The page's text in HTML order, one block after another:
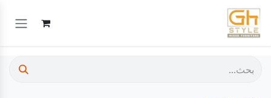
تخطي للذهاب إلى المحتوى